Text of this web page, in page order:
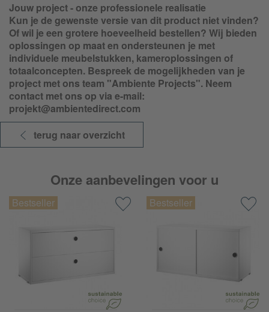
Jouw project - onze professionele realisatie
Kun je de gewenste versie van dit product niet vinden?
Of wil je een grotere hoeveelheid bestellen? Wij bieden
oplossingen op maat en ondersteunen je met
individuele meubelstukken, kameroplossingen of
totaalconcepten. Bespreek de mogelijkheden van je
project met ons team "Ambiente Projects". Neem
contact met ons op via e-mail:
projekt@ambientedirect.com
terug naar overzicht
Onze aanbevelingen voor u